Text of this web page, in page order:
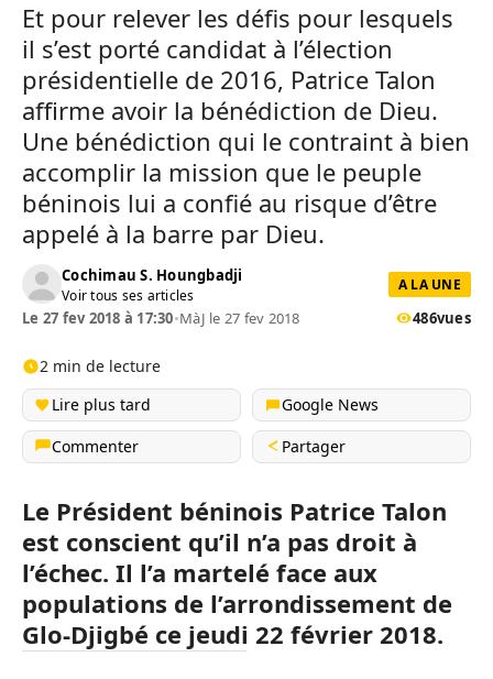
Et pour relever les défis pour lesquels
il s’est porté candidat à l’élection
présidentielle de 2016, Patrice Talon
affirme avoir la bénédiction de Dieu.
Une bénédiction qui le contraint à bien
accomplir la mission que le peuple
béninois lui a confié au risque d’être
appelé à la barre par Dieu.
Cochimau S. Houngbadji
Voir tous ses articles
A LA UNE
Le 27 fev 2018 à 17:30•MàJ le 27 fev 2018 486vues
2 min de lecture
Lire plus tard
Google News
Commenter
Partager
Le Président béninois Patrice Talon
est conscient qu’il n’a pas droit à
l’échec. Il l’a martelé face aux
populations de l’arrondissement de
Glo-Djigbé ce jeudi 22 février 2018.